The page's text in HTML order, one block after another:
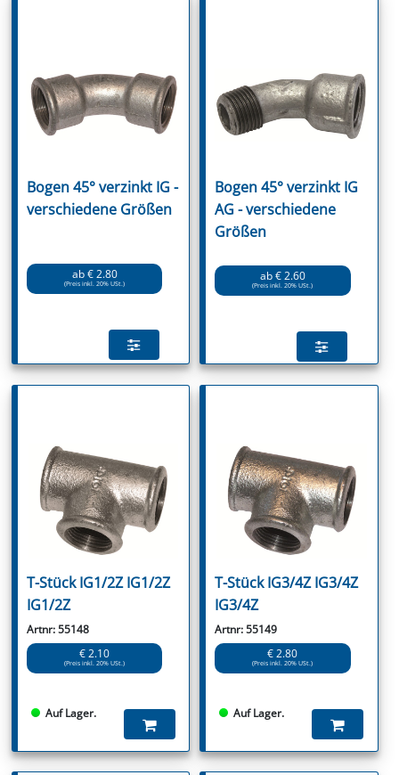
Bogen 45° verzinkt IG -
verschiedene Größen
ab € 2.80
(Preis inkl. 20% USt.)
Bogen 45° verzinkt IG
AG - verschiedene
Größen
ab € 2.60
(Preis inkl. 20% USt.)
T-Stück IG1/2Z IG1/2Z
IG1/2Z
Artnr: 55148
€ 2.10
(Preis inkl. 20% USt.)
Auf Lager.
T-Stück IG3/4Z IG3/4Z
IG3/4Z
Artnr: 55149
€ 2.80
(Preis inkl. 20% USt.)
Auf Lager.